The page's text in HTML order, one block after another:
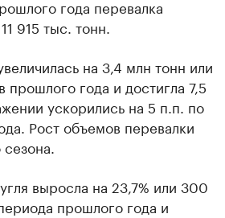
года перевалка
915 тыс. тонн.
на 3,4 млн тонн или
прошлого года и достигла 7,5
ускорились на 5 п.п. по
Рост объемов перевалки
выросла на 23,7% или 300
прошлого года и